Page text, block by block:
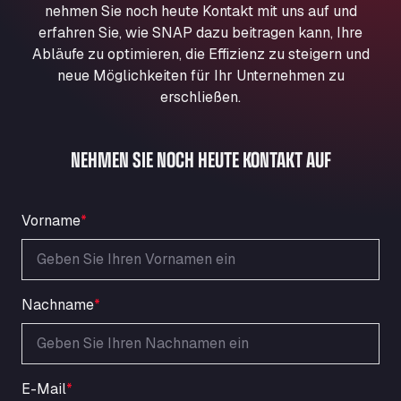
Aqua Ariva GmbH
Marie-Curie-Straße 24, 68219
Aral Autohof Bockel
An der Autobahn 1, 27404
ARAL Autohof Bockenem
ARAL Autohof Merklingen
Schellweilerstraße 1, 66871
ARAL Tankstelle - XXL Truckwash.de
GmbH
Ardleigh South Services
a120 westbound, CO77SL
Area 47 Hermanos Rico
Autovia A4 km 47, 28300
nehmen Sie noch heute Kontakt mit uns auf und
erfahren Sie, wie SNAP dazu beitragen kann, Ihre
Abläufe zu optimieren, die Effizienz zu steigern und
neue Möglichkeiten für Ihr Unternehmen zu
erschließen.
NEHMEN SIE NOCH HEUTE KONTAKT AUF
Vorname*
Nachname*
E-Mail*